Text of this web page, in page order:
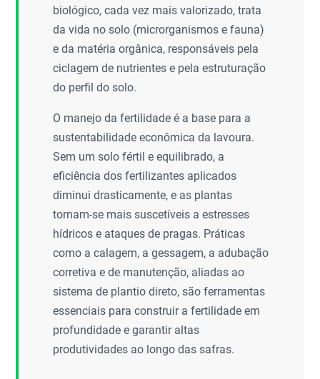
biológico, cada vez mais valorizado, trata
da vida no solo (microrganismos e fauna)
e da matéria orgânica, responsáveis pela
ciclagem de nutrientes e pela estruturação
do perfil do solo.
O manejo da fertilidade é a base para a
sustentabilidade econômica da lavoura.
Sem um solo fértil e equilibrado, a
eficiência dos fertilizantes aplicados
diminui drasticamente, e as plantas
tornam-se mais suscetíveis a estresses
hídricos e ataques de pragas. Práticas
como a calagem, a gessagem, a adubação
corretiva e de manutenção, aliadas ao
sistema de plantio direto, são ferramentas
essenciais para construir a fertilidade em
profundidade e garantir altas
produtividades ao longo das safras.